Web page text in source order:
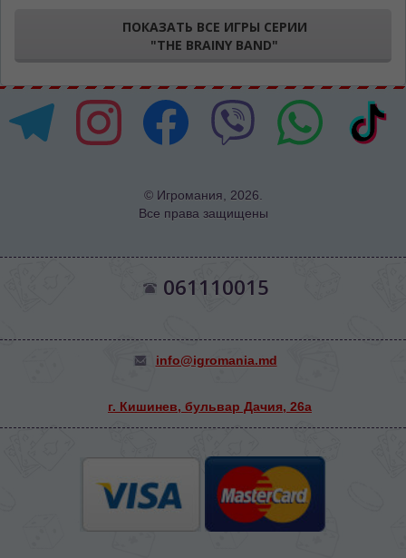
ПОКАЗАТЬ ВСЕ ИГРЫ СЕРИИ
"THE BRAINY BAND"
© Игромания, 2026.
Все права защищены
061110015
info@igromania.md
г. Кишинев, бульвар Дачия, 26а